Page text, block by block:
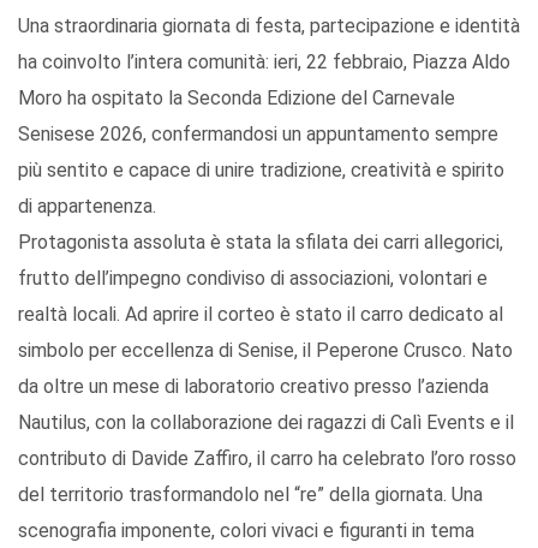
Una straordinaria giornata di festa, partecipazione e identità
ha coinvolto l’intera comunità: ieri, 22 febbraio, Piazza Aldo
Moro ha ospitato la Seconda Edizione del Carnevale
Senisese 2026, confermandosi un appuntamento sempre
più sentito e capace di unire tradizione, creatività e spirito
di appartenenza.
Protagonista assoluta è stata la sfilata dei carri allegorici,
frutto dell’impegno condiviso di associazioni, volontari e
realtà locali. Ad aprire il corteo è stato il carro dedicato al
simbolo per eccellenza di Senise, il Peperone Crusco. Nato
da oltre un mese di laboratorio creativo presso l’azienda
Nautilus, con la collaborazione dei ragazzi di Calì Events e il
contributo di Davide Zaffiro, il carro ha celebrato l’oro rosso
del territorio trasformandolo nel “re” della giornata. Una
scenografia imponente, colori vivaci e figuranti in tema